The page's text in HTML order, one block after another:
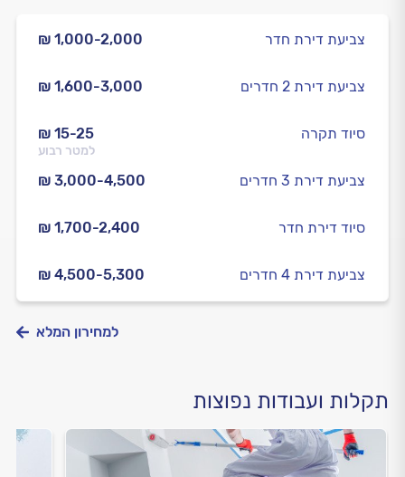
₪ 1,000-2,000 צביעת דירת חדר
₪ 1,600-3,000 צביעת דירת 2 חדרים
₪ 15-25
למטר רבוע
סיוד תקרה
₪ 3,000-4,500 צביעת דירת 3 חדרים
₪ 1,700-2,400 סיוד דירת חדר
₪ 4,500-5,300 צביעת דירת 4 חדרים
למחירון המלא
תקלות ועבודות נפוצות